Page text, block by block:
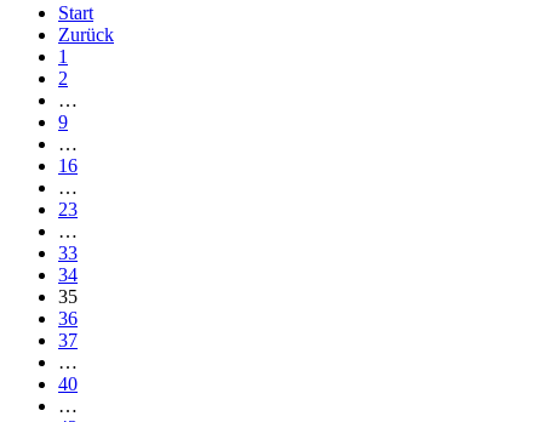
Start
Zurück
1
2
…
9
…
16
…
23
…
33
34
35
36
37
…
40
…